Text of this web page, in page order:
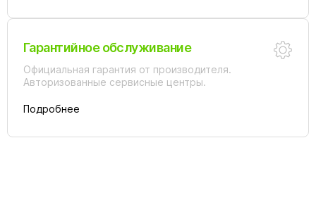
Гарантийное обслуживание
Официальная гарантия от производителя.
Авторизованные сервисные центры.
Подробнее